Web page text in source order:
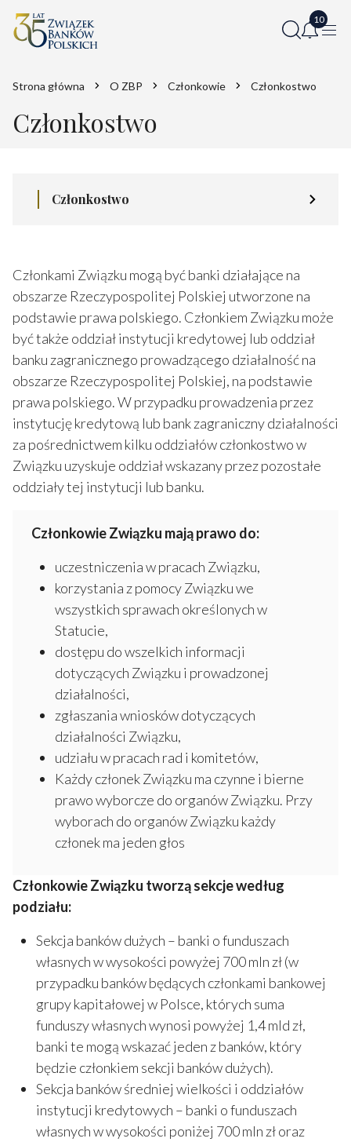
Strona główna O ZBP Członkowie Członkostwo
Członkostwo
Członkostwo
Członkami Związku mogą być banki działające na
obszarze Rzeczypospolitej Polskiej utworzone na
podstawie prawa polskiego. Członkiem Związku może
być także oddział instytucji kredytowej lub oddział
banku zagranicznego prowadzącego działalność na
obszarze Rzeczypospolitej Polskiej, na podstawie
prawa polskiego. W przypadku prowadzenia przez
instytucję kredytową lub bank zagraniczny działalności
za pośrednictwem kilku oddziałów członkostwo w
Związku uzyskuje oddział wskazany przez pozostałe
oddziały tej instytucji lub banku.
Członkowie Związku mają prawo do:
uczestniczenia w pracach Związku,
korzystania z pomocy Związku we
wszystkich sprawach określonych w
Statucie,
dostępu do wszelkich informacji
dotyczących Związku i prowadzonej
działalności,
zgłaszania wniosków dotyczących
działalności Związku,
udziału w pracach rad i komitetów,
Każdy członek Związku ma czynne i bierne
prawo wyborcze do organów Związku. Przy
wyborach do organów Związku każdy
członek ma jeden głos
Członkowie Związku tworzą sekcje według
podziału:
Sekcja banków dużych – banki o funduszach
własnych w wysokości powyżej 700 mln zł (w
przypadku banków będących członkami bankowej
grupy kapitałowej w Polsce, których suma
funduszy własnych wynosi powyżej 1,4 mld zł,
banki te mogą wskazać jeden z banków, który
będzie członkiem sekcji banków dużych).
Sekcja banków średniej wielkości i oddziałów
instytucji kredytowych – banki o funduszach
własnych w wysokości poniżej 700 mln zł oraz